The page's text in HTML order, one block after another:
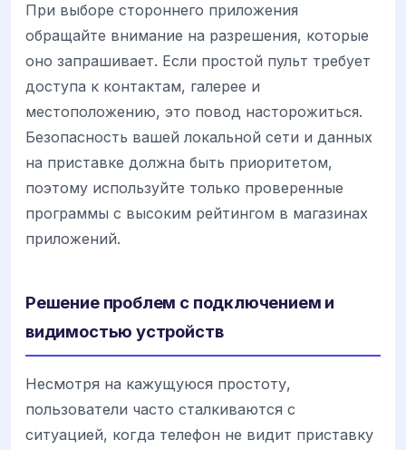
При выборе стороннего приложения
обращайте внимание на разрешения, которые
оно запрашивает. Если простой пульт требует
доступа к контактам, галерее и
местоположению, это повод насторожиться.
Безопасность вашей локальной сети и данных
на приставке должна быть приоритетом,
поэтому используйте только проверенные
программы с высоким рейтингом в магазинах
приложений.
Решение проблем с подключением и
видимостью устройств
Несмотря на кажущуюся простоту,
пользователи часто сталкиваются с
ситуацией, когда телефон не видит приставку